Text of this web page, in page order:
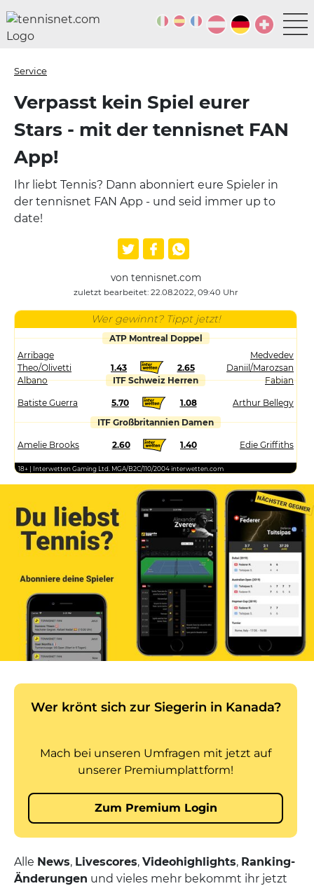
Service
Verpasst kein Spiel eurer
Stars - mit der tennisnet FAN
App!
Ihr liebt Tennis? Dann abonniert eure Spieler in
der tennisnet FAN App - und seid immer up to
date!
von tennisnet.com
zuletzt bearbeitet: 22.08.2022, 09:40 Uhr
Wer gewinnt? Tippt jetzt!
ATP Montreal Doppel
Arribage
Theo/Olivetti
Albano
1.43 2.65
Medvedev
Daniil/Marozsan
Fabian
ITF Schweiz Herren
Batiste Guerra 5.70 1.08
Arthur Bellegy
ITF Großbritannien Damen
Amelie Brooks 2.60 1.40 Edie Griffiths
18+ | Interwetten Gaming Ltd. MGA/B2C/110/2004 interwetten.com
Alle News, Livescores, Videohighlights, Ranking-
Änderungen und vieles mehr bekommt ihr jetzt